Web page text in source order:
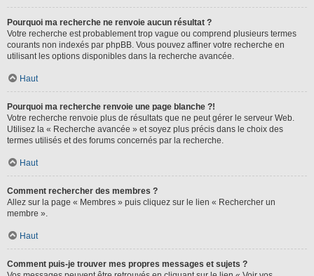
Pourquoi ma recherche ne renvoie aucun résultat ?
Votre recherche est probablement trop vague ou comprend plusieurs termes
courants non indexés par phpBB. Vous pouvez affiner votre recherche en
utilisant les options disponibles dans la recherche avancée.
Haut
Pourquoi ma recherche renvoie une page blanche ?!
Votre recherche renvoie plus de résultats que ne peut gérer le serveur Web.
Utilisez la « Recherche avancée » et soyez plus précis dans le choix des
termes utilisés et des forums concernés par la recherche.
Haut
Comment rechercher des membres ?
Allez sur la page « Membres » puis cliquez sur le lien « Rechercher un
membre ».
Haut
Comment puis-je trouver mes propres messages et sujets ?